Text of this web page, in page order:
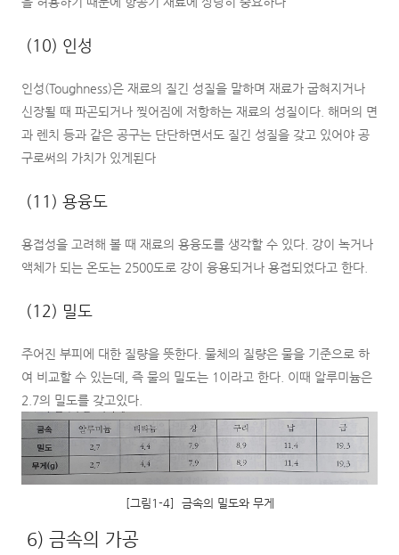
(10) 인성
인성(Toughness)은 재료의 질긴 성질을 말하며 재료가 굽혀지거나
신장될 때 파곤되거나 찢어짐에 저항하는 재료의 성질이다. 해머의 면
과 렌치 등과 같은 공구는 단단하면서도 질긴 성질을 갖고 있어야 공
구로써의 가치가 있게된다
(11) 용융도
용접성을 고려해 볼 때 재료의 용융도를 생각할 수 있다. 강이 녹거나
액체가 되는 온도는 2500도로 강이 융용되거나 용접되었다고 한다.
(12) 밀도
주어진 부피에 대한 질량을 뜻한다. 물체의 질량은 물을 기준으로 하
여 비교할 수 있는데, 즉 물의 밀도는 1이라고 한다. 이때 알루미늄은
2.7의 밀도를 갖고있다.
[그림1-4] 금속의 밀도와 무게
6) 금속의 가공